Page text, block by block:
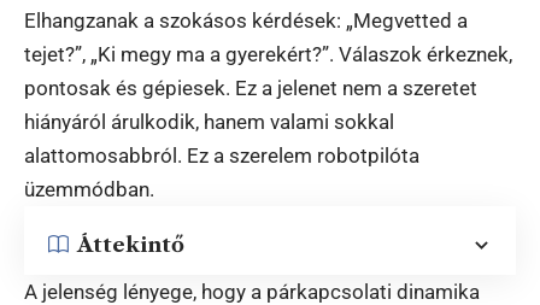
Elhangzanak a szokásos kérdések: „Megvetted a
tejet?”, „Ki megy ma a gyerekért?”. Válaszok érkeznek,
pontosak és gépiesek. Ez a jelenet nem a szeretet
hiányáról árulkodik, hanem valami sokkal
alattomosabbról. Ez a szerelem robotpilóta
üzemmódban.
Áttekintő
A jelenség lényege, hogy a párkapcsolati dinamika